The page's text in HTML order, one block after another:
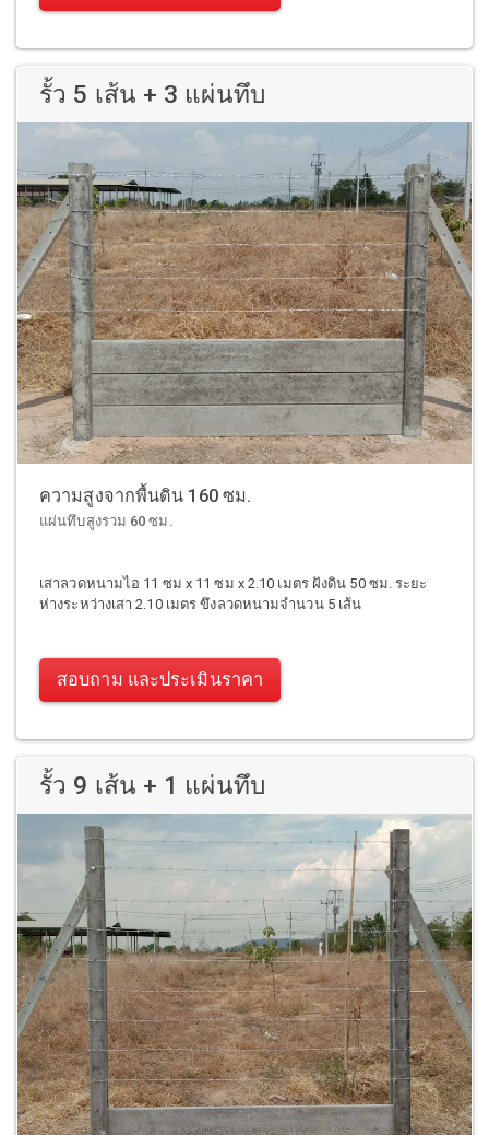
รั้ว 5 เส้น + 3 แผ่นทึบ
ความสูงจากพื้นดิน 160 ซม.
แผ่นทึบสูงรวม 60 ซม.
เสาลวดหนามไอ 11 ซม x 11 ซม x 2.10 เมตร ฝังดิน 50 ซม. ระยะ
ห่างระหว่างเสา 2.10 เมตร ขึงลวดหนามจำนวน 5 เส้น
สอบถาม และประเมินราคา
รั้ว 9 เส้น + 1 แผ่นทึบ